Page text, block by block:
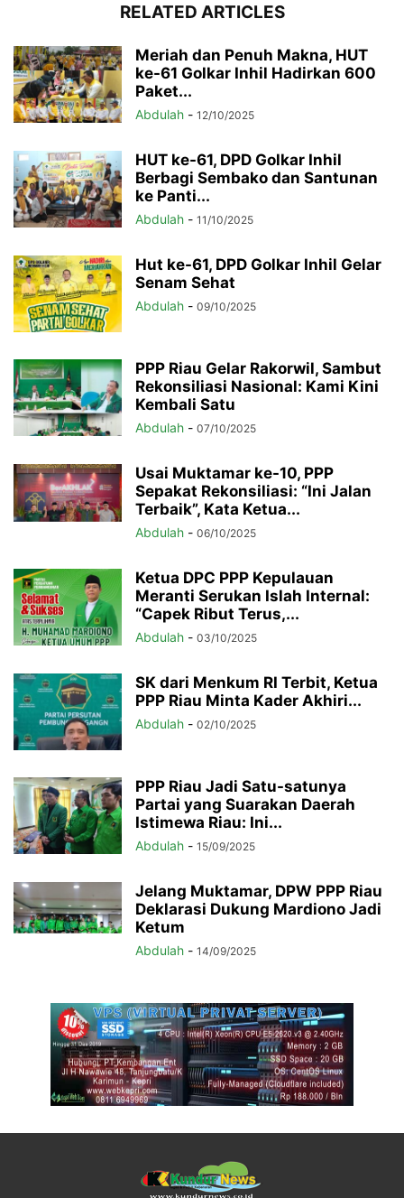
RELATED ARTICLES
Meriah dan Penuh Makna, HUT
ke-61 Golkar Inhil Hadirkan 600
Paket...
Abdulah - 12/10/2025
HUT ke-61, DPD Golkar Inhil
Berbagi Sembako dan Santunan
ke Panti...
Abdulah - 11/10/2025
Hut ke-61, DPD Golkar Inhil Gelar
Senam Sehat
Abdulah - 09/10/2025
PPP Riau Gelar Rakorwil, Sambut
Rekonsiliasi Nasional: Kami Kini
Kembali Satu
Abdulah - 07/10/2025
Usai Muktamar ke-10, PPP
Sepakat Rekonsiliasi: “Ini Jalan
Terbaik”, Kata Ketua...
Abdulah - 06/10/2025
Ketua DPC PPP Kepulauan
Meranti Serukan Islah Internal:
“Capek Ribut Terus,...
Abdulah - 03/10/2025
SK dari Menkum RI Terbit, Ketua
PPP Riau Minta Kader Akhiri...
Abdulah - 02/10/2025
PPP Riau Jadi Satu-satunya
Partai yang Suarakan Daerah
Istimewa Riau: Ini...
Abdulah - 15/09/2025
Jelang Muktamar, DPW PPP Riau
Deklarasi Dukung Mardiono Jadi
Ketum
Abdulah - 14/09/2025